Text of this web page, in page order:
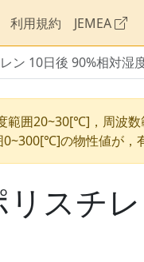
利用規約 JEMEA
ン 10日後 90%相対湿
範囲20~30[℃]，周波
の物性値が，
スチ